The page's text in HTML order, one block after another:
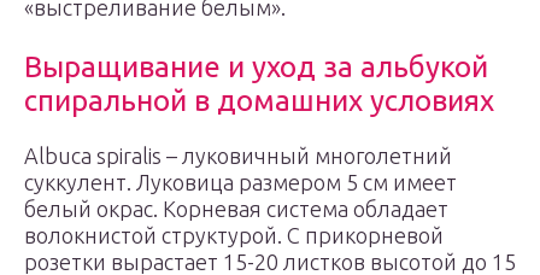
«выстреливание белым».
Выращивание и уход за альбукой
спиральной в домашних условиях
Albuca spiralis – луковичный многолетний
суккулент. Луковица размером 5 см имеет
белый окрас. Корневая система обладает
волокнистой структурой. С прикорневой
розетки вырастает 15-20 листков высотой до 15